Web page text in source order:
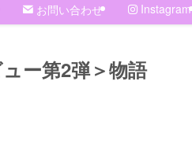
お問い合わせ Instagram
ー第2弾＞物語